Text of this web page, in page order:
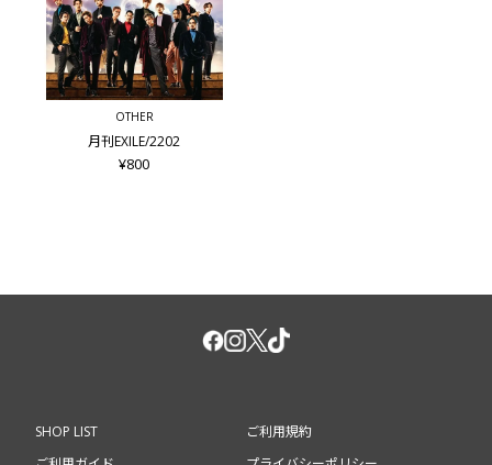
OTHER
月刊EXILE/2202
¥800
SHOP LIST
ご利用規約